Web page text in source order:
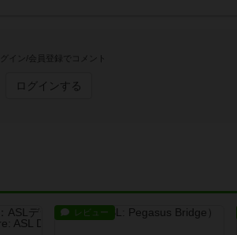
イン/会員登録でコメント
ログインする
レビュー